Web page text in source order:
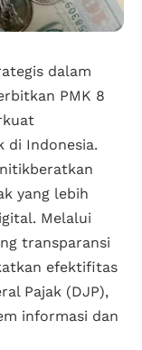
dalam
PMK 8
di Indonesia.
yang lebih
Melalui
transparansi
efektifitas
Pajak (DJP),
informasi dan